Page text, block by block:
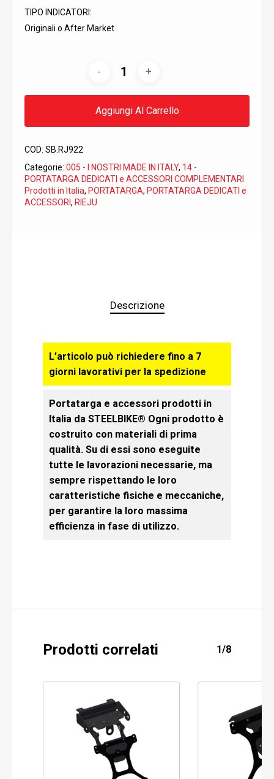
TIPO INDICATORI:
Originali o After Market
Aggiungi Al Carrello
COD: SB.RJ922
Categorie: 005 - I NOSTRI MADE IN ITALY, 14 -
PORTATARGA DEDICATI e ACCESSORI COMPLEMENTARI
Prodotti in Italia, PORTATARGA, PORTATARGA DEDICATI e
ACCESSORI, RIEJU
Descrizione
L’articolo può richiedere fino a 7
giorni lavorativi per la spedizione
Portatarga e accessori prodotti in
Italia da STEELBIKE® Ogni prodotto è
costruito con materiali di prima
qualità. Su di essi sono eseguite
tutte le lavorazioni necessarie, ma
sempre rispettando le loro
caratteristiche fisiche e meccaniche,
per garantire la loro massima
efficienza in fase di utilizzo.
Prodotti correlati 1/8